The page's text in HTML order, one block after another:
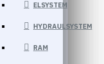
ELSYSTEM
HYDRAULSYSTEM
RAM